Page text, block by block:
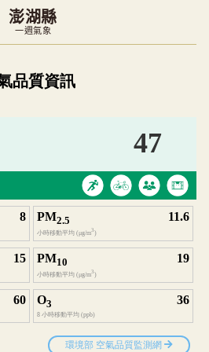
澎湖縣
一週氣象
為視覺預覽，完整即時空